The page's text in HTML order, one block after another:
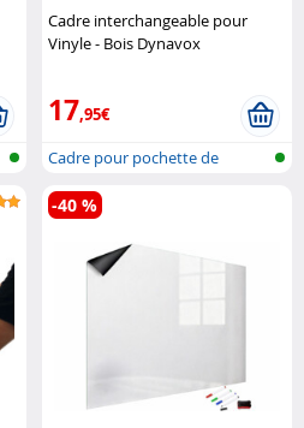
Cadre interchangeable pour
Vinyle - Bois Dynavox
17,95€
Cadre pour pochette de
disque vinyl
-40 %